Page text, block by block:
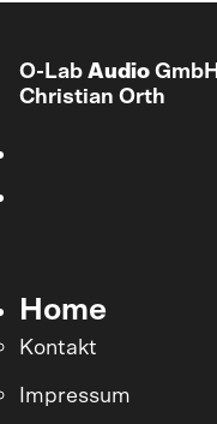
O-Lab Audio GmbH
Christian Orth
Home
Kontakt
Impressum